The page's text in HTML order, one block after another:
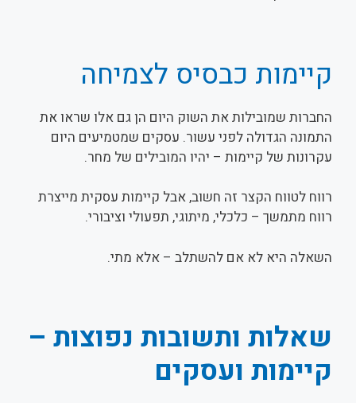
קיימות כבסיס לצמיחה
החברות שמובילות את השוק היום הן גם אלו שראו את
התמונה הגדולה לפני עשור. עסקים שמטמיעים היום
עקרונות של קיימות – יהיו המובילים של מחר.
רווח לטווח הקצר זה חשוב, אבל קיימות עסקית מייצרת
רווח מתמשך – כלכלי, מיתוגי, תפעולי וציבורי.
השאלה היא לא אם להשתלב – אלא מתי.
שאלות ותשובות נפוצות –
קיימות ועסקים